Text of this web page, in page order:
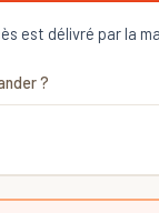
est délivré par la
?